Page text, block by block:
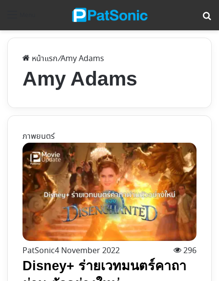
หน้าแรก/Amy Adams
Amy Adams
ภาพยนตร์
PatSonic4 November 2022 296
Disney+ ร่ายเวทมนตร์คาถา